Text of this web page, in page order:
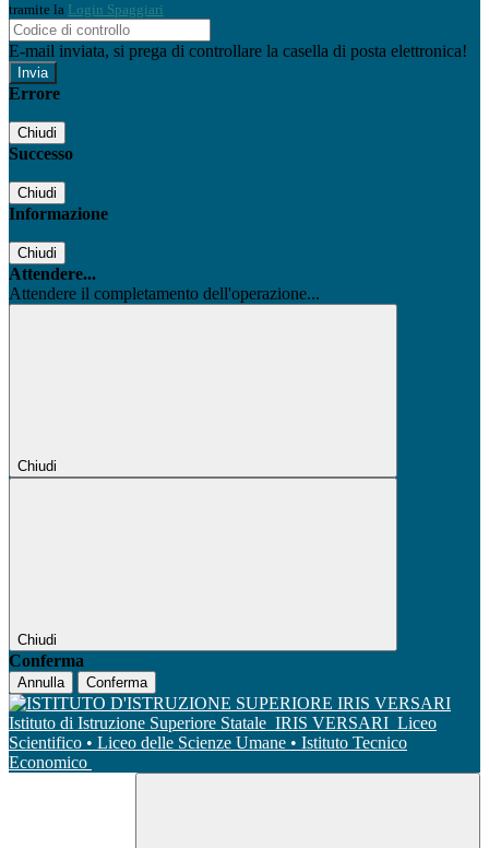
tramite la Login Spaggiari
E-mail inviata, si prega di controllare la casella di posta elettronica!
Errore
Chiudi
Successo
Chiudi
Informazione
Chiudi
Attendere...
Attendere il completamento dell'operazione...
Chiudi
Chiudi
Conferma
Annulla Conferma
Istituto di Istruzione Superiore Statale IRIS VERSARI Liceo
Scientifico • Liceo delle Scienze Umane • Istituto Tecnico
Economico